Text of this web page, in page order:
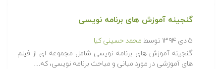
گنجینه آموزش های برنامه نویسی
۵ دی ۱۳۹۴ توسط محمد حسینی کیا
گنجینه آموزش های برنامه نویسی شامل مجموعه ای از فیلم
های آموزشی در مورد مبانی و مباحث برنامه نویسی، که…